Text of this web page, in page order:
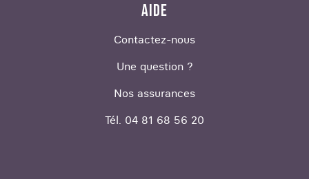
AIDE
Contactez-nous
Une question ?
Nos assurances
Tél. 04 81 68 56 20